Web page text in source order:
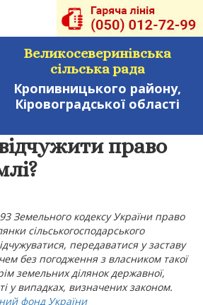
Великосеверинівська
сільська рада
Кропивницького району,
Кіровоградської області
право
Земельного кодексу України право
сільськогосподарського
передаватися у заставу
без погодження з власником такої
земельних ділянок державної,
у випадках, визначених законом.
фонд України